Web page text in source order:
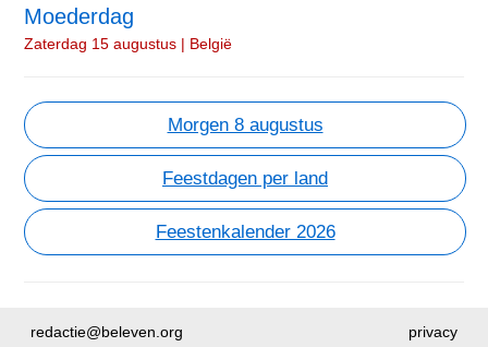
Moederdag
Zaterdag 15 augustus | België
Morgen 8 augustus
Feestdagen per land
Feestenkalender 2026
privacy
redactie@beleven.org